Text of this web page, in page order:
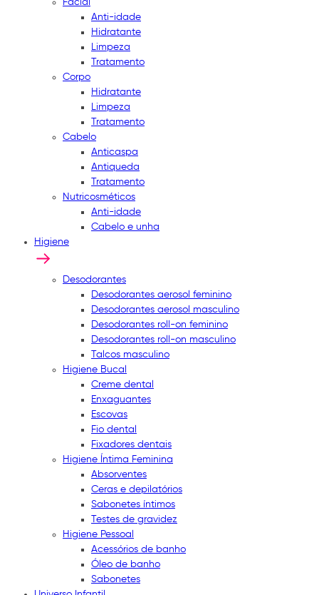
Facial
Anti-idade
Hidratante
Limpeza
Tratamento
Corpo
Hidratante
Limpeza
Tratamento
Cabelo
Anticaspa
Antiqueda
Tratamento
Nutricosméticos
Anti-idade
Cabelo e unha
Higiene
Desodorantes
Desodorantes aerosol feminino
Desodorantes aerosol masculino
Desodorantes roll-on feminino
Desodorantes roll-on masculino
Talcos masculino
Higiene Bucal
Creme dental
Enxaguantes
Escovas
Fio dental
Fixadores dentais
Higiene Íntima Feminina
Absorventes
Ceras e depilatórios
Sabonetes íntimos
Testes de gravidez
Higiene Pessoal
Acessórios de banho
Óleo de banho
Sabonetes